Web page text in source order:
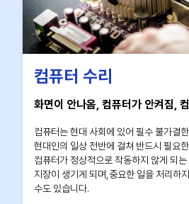
컴퓨터 수리
화면이 안나옴, 컴퓨터가 안켜짐,
컴퓨터는 현대 사회에 있어 필수 불가결
현대인의 일상 전반에 걸쳐 반드시 필요
컴퓨터가 정상적으로 작동하지 않게 되
지장이 생기게 되며,중요한 일을 처리하
수도 있습니다.